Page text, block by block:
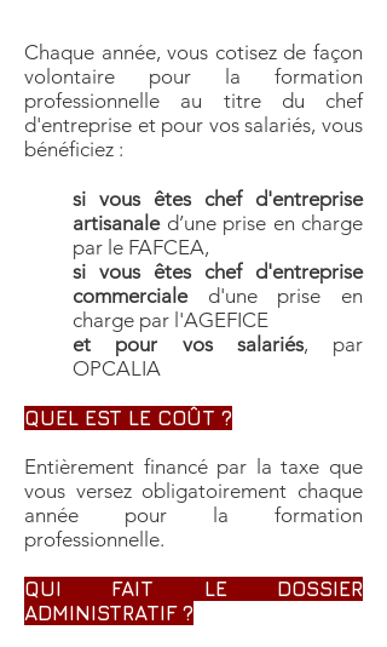
Chaque année, vous cotisez de façon
volontaire pour la formation
professionnelle au titre du chef
d'entreprise et pour vos salariés, vous
bénéficiez :
si vous êtes chef d'entreprise
artisanaled’une prise en charge
par le FAFCEA,
si vous êtes chef d'entreprise
commercialed'une prise en
charge par l'AGEFICE
et pour vos salariés, par
OPCALIA
QUEL EST LE COÛT ?
Entièrement financé par la taxe que
vous versez obligatoirement chaque
année pour la formation
professionnelle.
QUI FAIT LE DOSSIER
ADMINISTRATIF ?